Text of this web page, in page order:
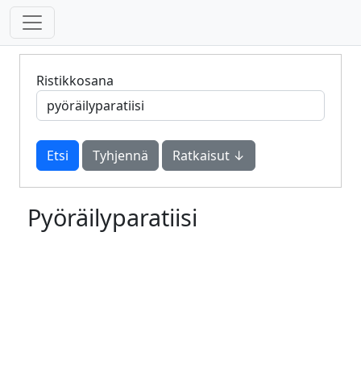
Ristikkosana
Tyhjennä Ratkaisut ↓
Pyöräilyparatiisi